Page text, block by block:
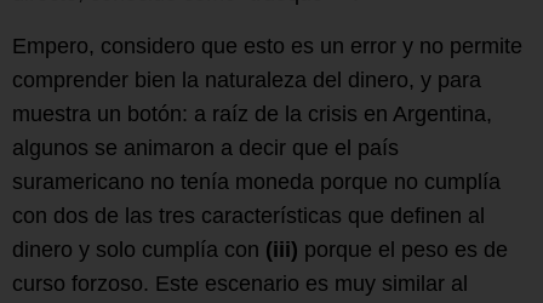
Empero, considero que esto es un error y no permite
comprender bien la naturaleza del dinero, y para
muestra un botón: a raíz de la crisis en Argentina,
algunos se animaron a decir que el país
suramericano no tenía moneda porque no cumplía
con dos de las tres características que definen al
dinero y solo cumplía con (iii) porque el peso es de
curso forzoso. Este escenario es muy similar al